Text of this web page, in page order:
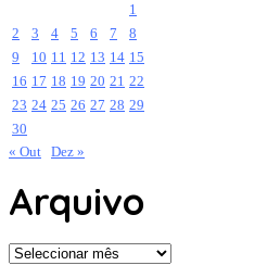
1
2
3 4 5 6 7
8
9
10 11 12 13 14 15
16 17 18 19 20 21 22
23 24 25 26 27 28 29
30
« Out Dez »
Arquivo
Arquivo